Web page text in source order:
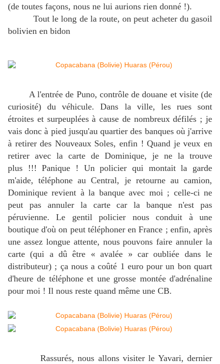
(de toutes façons, nous ne lui aurions rien donné !).
Tout le long de la route, on peut acheter du gasoil
bolivien en bidon
A l'entrée de Puno, contrôle de douane et visite (de
curiosité) du véhicule. Dans la ville, les rues sont
étroites et surpeuplées à cause de nombreux défilés ; je
vais donc à pied jusqu'au quartier des banques où j'arrive
à retirer des Nouveaux Soles, enfin ! Quand je veux en
retirer avec la carte de Dominique, je ne la trouve
plus !!! Panique ! Un policier qui montait la garde
m'aide, téléphone au Central, je retourne au camion,
Dominique revient à la banque avec moi ; celle-ci ne
peut pas annuler la carte car la banque n'est pas
péruvienne. Le gentil policier nous conduit à une
boutique d'où on peut téléphoner en France ; enfin, après
une assez longue attente, nous pouvons faire annuler la
carte (qui a dû être « avalée » car oubliée dans le
distributeur) ; ça nous a coûté 1 euro pour un bon quart
d'heure de téléphone et une grosse montée d'adrénaline
pour moi ! Il nous reste quand même une CB.
Rassurés, nous allons visiter le Yavari, dernier